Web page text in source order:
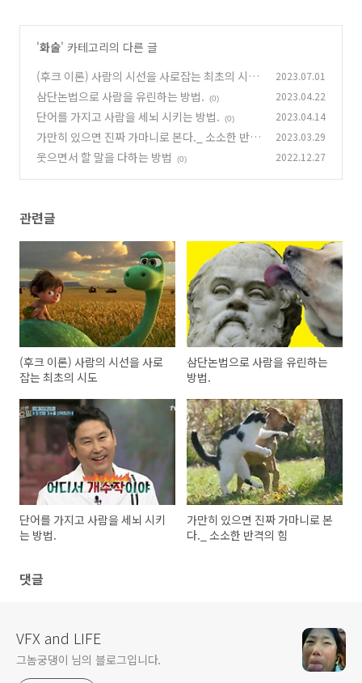
'화술' 카테고리의 다른 글
(후크 이론) 사람의 시선을 사로잡는 최초의 시도
(0)
2023.07.01
삼단논법으로 사람을 유린하는 방법. (0) 2023.04.22
단어를 가지고 사람을 세뇌 시키는 방법. (0) 2023.04.14
가만히 있으면 진짜 가마니로 본다._ 소소한 반격
의 힘 (5)
2023.03.29
웃으면서 할 말을 다하는 방법 (0) 2022.12.27
관련글
(후크 이론) 사람의 시선을 사로
잡는 최초의 시도
삼단논법으로 사람을 유린하는
방법.
단어를 가지고 사람을 세뇌 시키
는 방법.
가만히 있으면 진짜 가마니로 본
다._ 소소한 반격의 힘
댓글
VFX and LIFE
그놈궁댕이 님의 블로그입니다.